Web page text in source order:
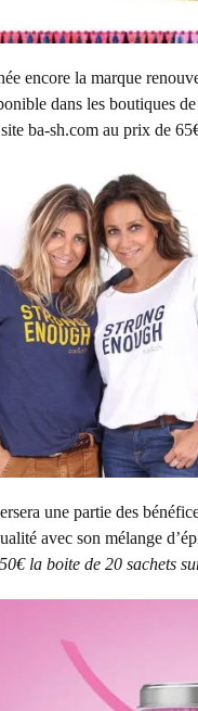
encore la marque
dans les boutiques
ba-sh.com au prix de
une partie des
avec son mélange
la boite de 20 sachets